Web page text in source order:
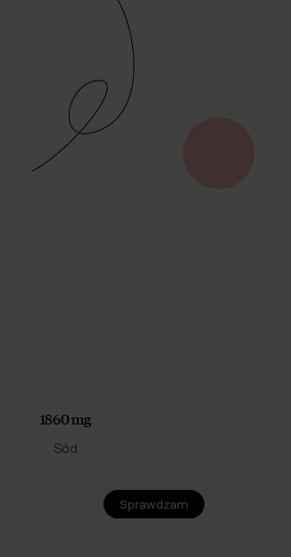
1860 mg
Sód
Sprawdzam